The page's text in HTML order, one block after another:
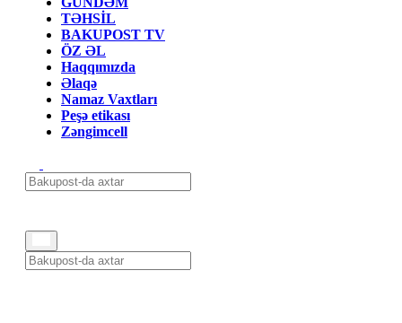
TƏHSİL
BAKUPOST TV
ÖZ ƏL
Haqqımızda
Əlaqə
Namaz Vaxtları
Peşə etikası
Zəngimcell